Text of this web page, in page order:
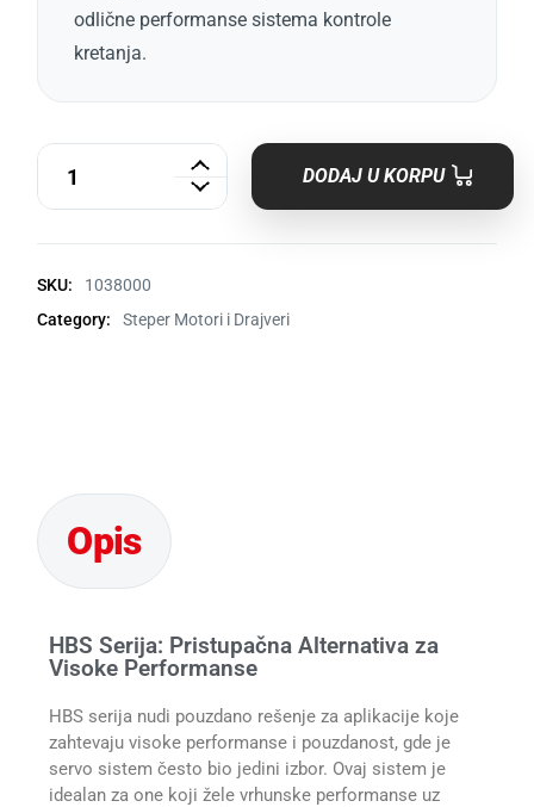
odlične performanse sistema kontrole
kretanja.
DODAJ U KORPU
SKU:
1038000
Category:
Steper Motori i Drajveri
HBS Serija: Pristupačna Alternativa za
Visoke Performanse
HBS serija nudi pouzdano rešenje za aplikacije koje
zahtevaju visoke performanse i pouzdanost, gde je
servo sistem često bio jedini izbor. Ovaj sistem je
idealan za one koji žele vrhunske performanse uz